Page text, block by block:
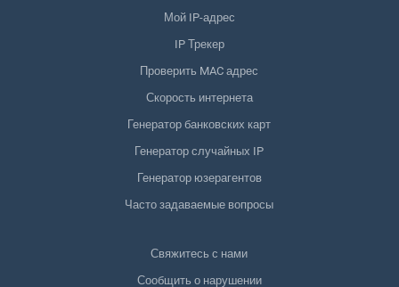
Мой IP-адрес
IP Трекер
Проверить MAC адрес
Скорость интернета
Генератор банковских карт
Генератор случайных IP
Генератор юзерагентов
Часто задаваемые вопросы
Свяжитесь с нами
Сообщить о нарушении